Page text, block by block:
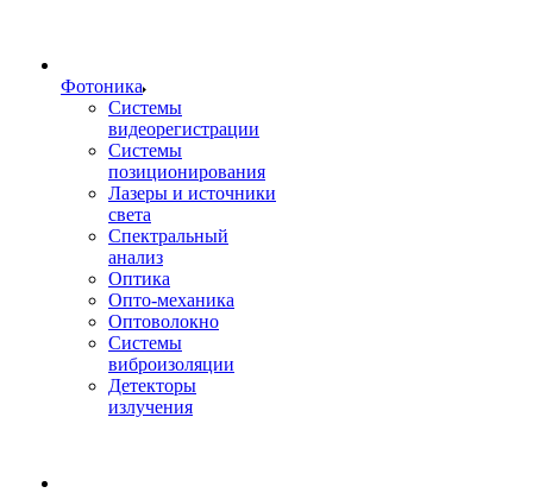
Фотоника
Cистемы
видеорегистрации
Системы
позиционирования
Лазеры и источники
света
Спектральный
анализ
Оптика
Опто-механика
Оптоволокно
Системы
виброизоляции
Детекторы
излучения